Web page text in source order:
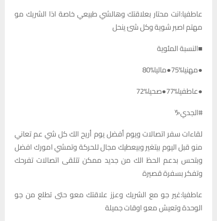
عاطفيا:انت محتار بعلاقتك وهالشي طبيعي خاصة اذا الشريك مو
مهتم اصبر شوية وكل شئ ينحل
■النسبة المئوية
●مهنيا%75●ماليا%80
●عاطفيا%77●صحيا%72
#الجدي♑️
لقاءات سفر اتصالات ويوم أفضل يوم أريح الك كل شي عم تعاني
منو قبل اليوم بيتغير وبيعطيك مجال للحركة وتمشي امورك افضل
وبتحس بدعم الحظ الك من جديد ممكن تتلقى اتصالات تفرحك
وتفكر بسفرة قصيرة
عاطفيا:غير جو مع الشريك وعزز علاقتك معو حتى تطلع من جو
الوحدة وتعيش معو اوقات جميلة